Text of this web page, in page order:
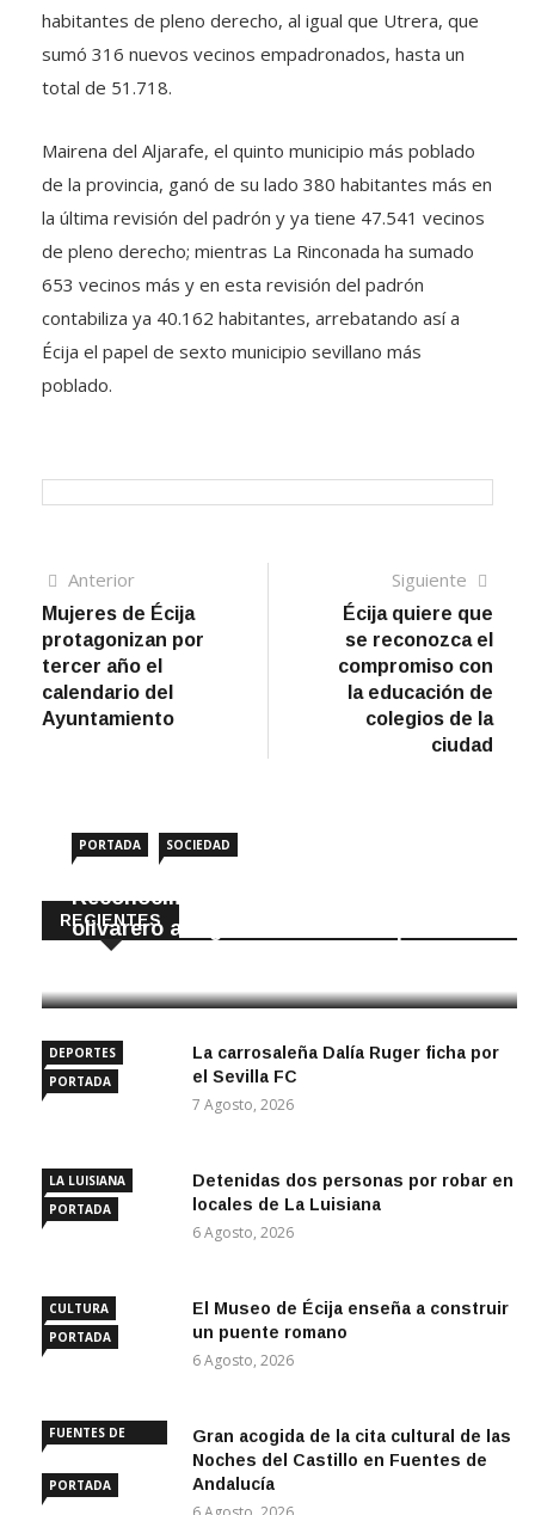
habitantes de pleno derecho, al igual que Utrera, que
sumó 316 nuevos vecinos empadronados, hasta un
total de 51.718.
Mairena del Aljarafe, el quinto municipio más poblado
de la provincia, ganó de su lado 380 habitantes más en
la última revisión del padrón y ya tiene 47.541 vecinos
de pleno derecho; mientras La Rinconada ha sumado
653 vecinos más y en esta revisión del padrón
contabiliza ya 40.162 habitantes, arrebatando así a
Écija el papel de sexto municipio sevillano más
poblado.
Navegación
de
entradas
AnteriorArtículo
anterior
Mujeres de Écija
protagonizan por
tercer año el
calendario del
Ayuntamiento
Siguiente
Écija quiere que
se reconozca el
compromiso con
la educación de
colegios de la
ciudad
RECIENTES
PORTADA SOCIEDAD
Reconocimiento internacional al sector
olivarero astigitano en Olive Japan
DEPORTES
PORTADA
La carrosaleña Dalía Ruger ficha por
el Sevilla FC
7 Agosto, 2026
LA LUISIANA
PORTADA
Detenidas dos personas por robar en
locales de La Luisiana
6 Agosto, 2026
CULTURA
PORTADA
El Museo de Écija enseña a construir
un puente romano
6 Agosto, 2026
FUENTES DE
PORTADA
Gran acogida de la cita cultural de las
Noches del Castillo en Fuentes de
Andalucía